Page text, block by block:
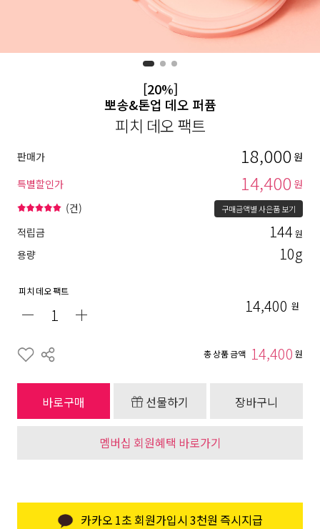
[20%]
뽀송&톤업 데오 퍼퓸
피치 데오 팩트
판매가 18,000 원
특별할인가
14,400 원
(건) 구매금액별 사은품 보기
적립금 144원
용량 10g
피치 데오 팩트
14,400 원
총 상품 금액 14,400 원
바로구매 선물하기 장바구니
멤버십 회원혜택 바로가기
카카오 1초 회원가입시 3천원 즉시지급